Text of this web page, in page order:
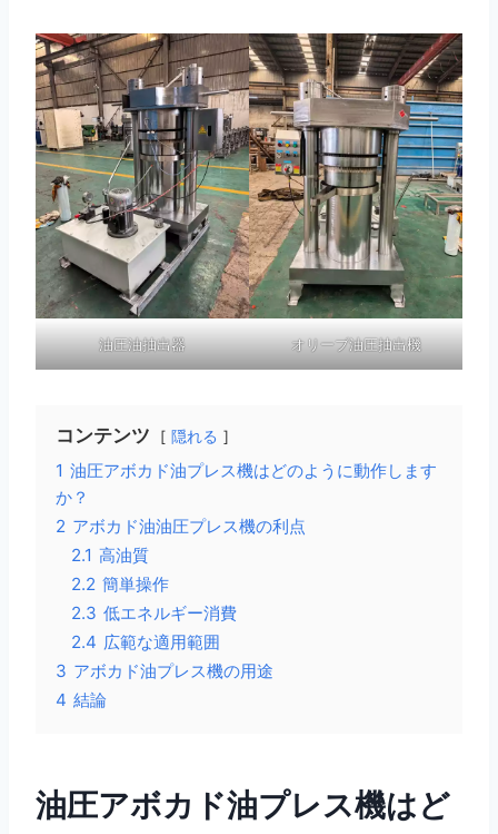
油圧油抽出器 オリーブ油圧抽出機
コンテンツ 隠れる
1 油圧アボカド油プレス機はどのように動作します
か？
2 アボカド油油圧プレス機の利点
2.1 高油質
2.2 簡単操作
2.3 低エネルギー消費
2.4 広範な適用範囲
3 アボカド油プレス機の用途
4 結論
油圧アボカド油プレス機はど